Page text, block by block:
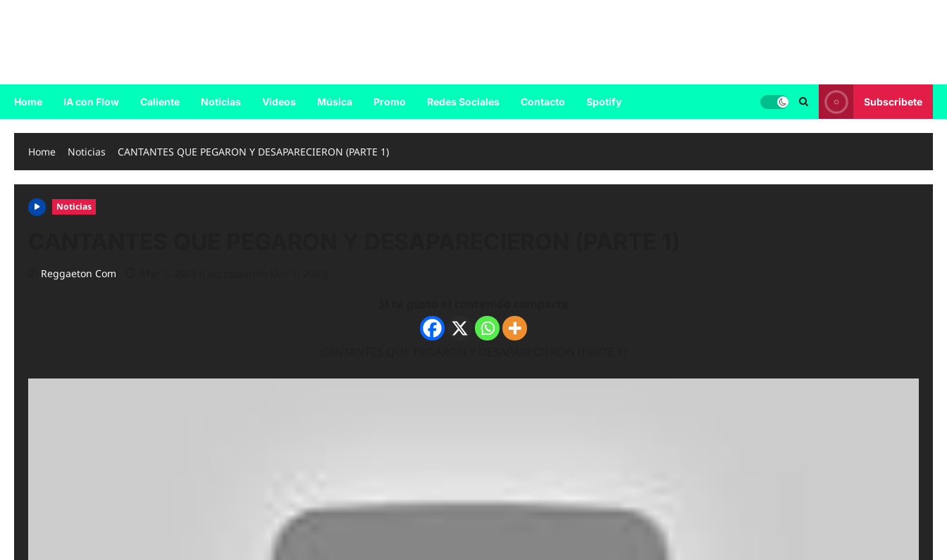
Home IA con Flow Caliente Noticias Videos Música Promo Redes Sociales Contacto Spotify Subscribete
Home Noticias CANTANTES QUE PEGARON Y DESAPARECIERON (PARTE 1)
Noticias
Reggaeton Com